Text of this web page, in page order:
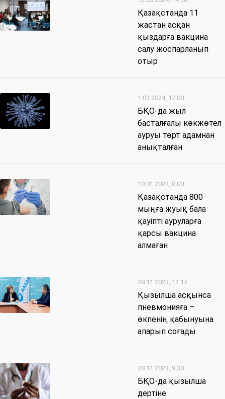
Қазақстанда 11
жастан асқан
қыздарға вакцина
салу жоспарланып
отыр
1.03.2024, 17:00
БҚО-да жыл
басталғалы көкжөтел
ауруы төрт адамнан
анықталған
10.01.2024, 0:00
Қазақстанда 800
мыңға жуық бала
қауіпті ауруларға
қарсы вакцина
алмаған
28.11.2023, 12:15
Қызылша асқынса
пневмонияға –
өкпенің қабынуына
апарып соғады
28.11.2023, 9:30
БҚО-да қызылша
дертіне